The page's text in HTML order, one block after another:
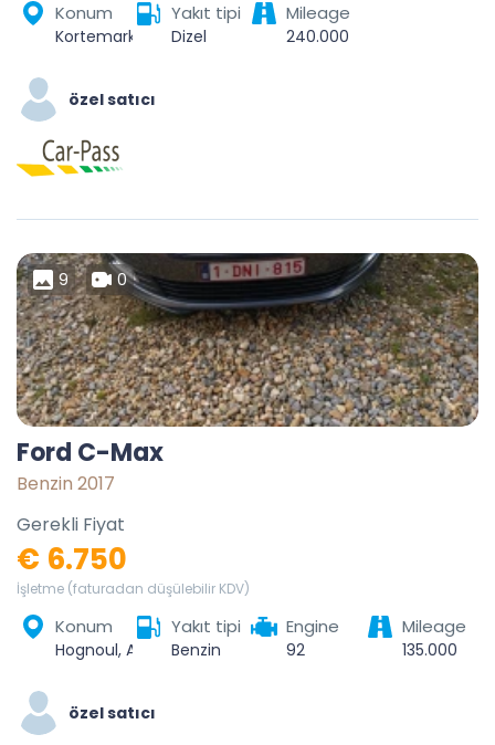
Konum Yakıt tipi
Dizel
Mileage
240.000
özel satıcı
9 0
Ford C-Max
Benzin 2017
Gerekli Fiyat
€ 6.750
İşletme (faturadan düşülebilir KDV)
Konum Yakıt tipi
Benzin
Engine
92
Mileage
135.000
özel satıcı